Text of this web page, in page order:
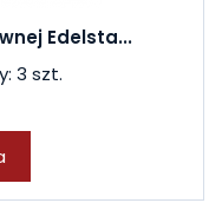
Edelsta...
3 szt.